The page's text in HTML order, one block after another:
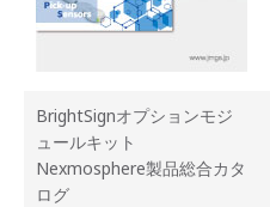
BrightSignオプションモジ
ュールキット
Nexmosphere製品総合カタ
ログ